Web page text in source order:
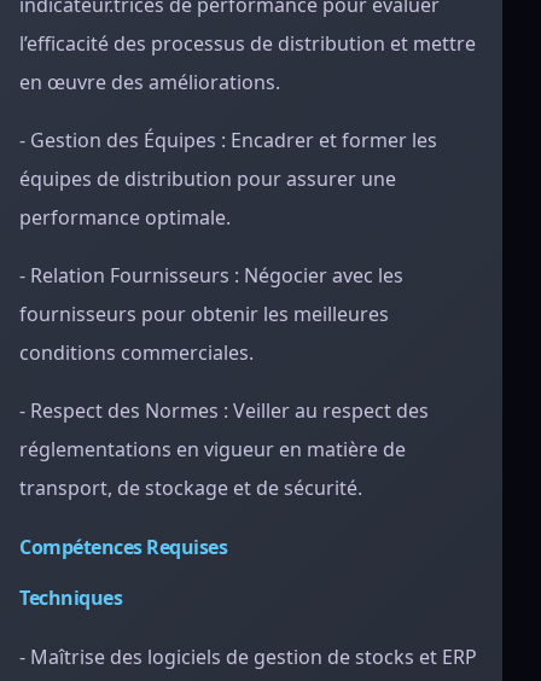
l’efficacité des processus de distribution et mettre
en œuvre des améliorations.
- Gestion des Équipes : Encadrer et former les
équipes de distribution pour assurer une
performance optimale.
- Relation Fournisseurs : Négocier avec les
fournisseurs pour obtenir les meilleures
conditions commerciales.
- Respect des Normes : Veiller au respect des
réglementations en vigueur en matière de
transport, de stockage et de sécurité.
Compétences Requises
Techniques
- Maîtrise des logiciels de gestion de stocks et ERP